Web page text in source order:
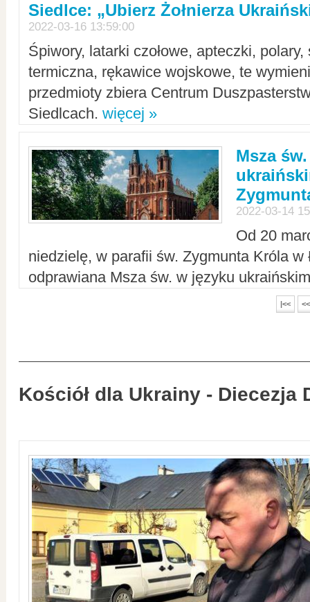
Siedlce: „Ubierz Żołnierza
2022-03-16 13:59:00
Śpiwory, latarki czołowe, apteczki,
termiczna, rękawice wojskowe, te
przedmioty zbiera Centrum
Siedlcach. więcej »
Msza
2022-03-14
Od 20
niedzielę, w parafii św. Zygmunta Króla w
odprawiana Msza św. w języku
|<< <<
Kościół dla Ukrainy - Diecezja